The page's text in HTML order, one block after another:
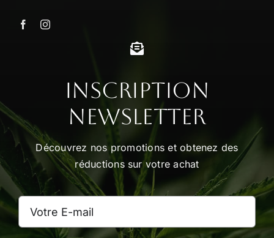
Inscription
Newsletter
Découvrez nos promotions et obtenez des
réductions sur votre achat